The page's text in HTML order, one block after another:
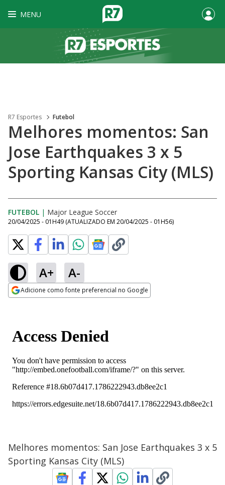
MENU
R7 Esportes Futebol
Melhores momentos: San
Jose Earthquakes 3 x 5
Sporting Kansas City (MLS)
FUTEBOL | Major League Soccer
20/04/2025 - 01H49 (ATUALIZADO EM 20/04/2025 - 01H56)
A+ A-
Adicione como fonte preferencial no Google
Melhores momentos: San Jose Earthquakes 3 x 5
Sporting Kansas City (MLS)